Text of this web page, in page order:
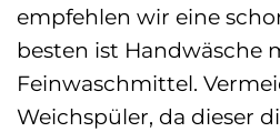
empfehlen wir eine
besten ist Handwäsche
Feinwaschmittel.
Weichspüler, da dieser